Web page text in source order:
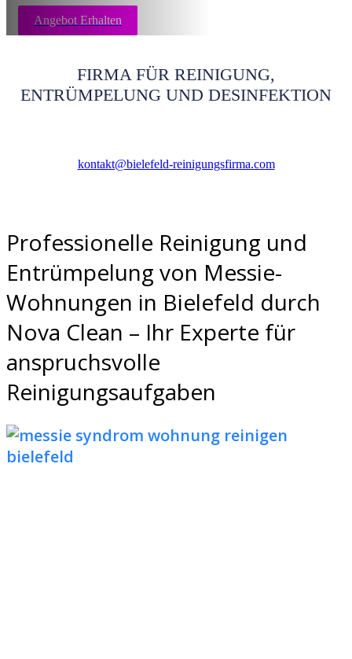
Angebot Erhalten
FIRMA FÜR REINIGUNG,
ENTRÜMPELUNG UND DESINFEKTION
kontakt@bielefeld-reinigungsfirma.com
Professionelle Reinigung und
Entrümpelung von Messie-
Wohnungen in Bielefeld durch
Nova Clean – Ihr Experte für
anspruchsvolle
Reinigungsaufgaben